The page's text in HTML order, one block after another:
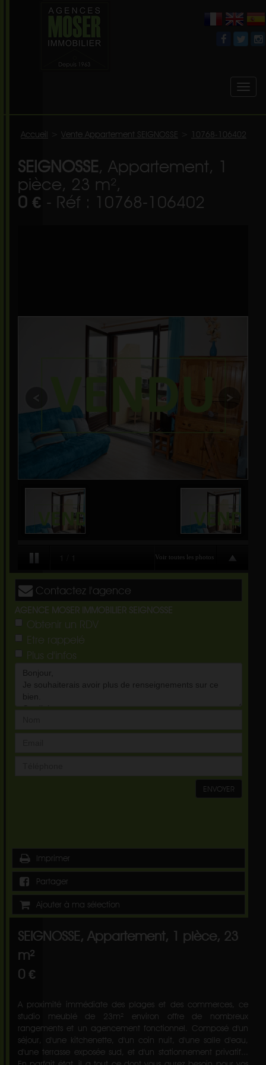
Accueil Vente Appartement SEIGNOSSE 10768-106402
SEIGNOSSE, Appartement, 1
pièce, 23 m²,
0 € - Réf : 10768-106402
Contactez l'agence
AGENCE MOSER IMMOBILIER SEIGNOSSE
Obtenir un RDV
Etre rappelé
Plus d'infos
ENVOYER
Imprimer
Partager
Ajouter à ma sélection
SEIGNOSSE, Appartement, 1 pièce, 23
m²
0 €
A proximité immédiate des plages et des commerces, ce
studio meublé de 23m² environ offre de nombreux
rangements et un agencement fonctionnel. Composé d'un
séjour, d'une kitchenette, d'un coin nuit, d'une salle d'eau,
d'une terrasse exposée sud, et d'un stationnement privatif...